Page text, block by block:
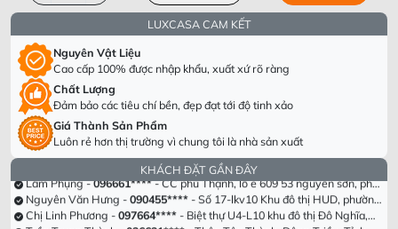
LUXCASA CAM KẾT
Nguyên Vật Liệu
Cao cấp 100% được nhập khẩu, xuất xứ rõ ràng
Chất Lượng
Đảm bảo các tiêu chí bền, đẹp đạt tới độ tinh xảo
Giá Thành Sản Phẩm
Luôn rẻ hơn thị trường vì chung tôi là nhà sản xuất
KHÁCH ĐẶT GẦN ĐÂY
Dương Văn Thắng -098305****- Tầng 40 Tòa HPC Lanmark Văn Khê,
Hà Đông, Hà Nội
Chị Hà Trương - 090955****
Tân, Hòa Thành, Tây Ninh
Lê Thị Hồng -082693**** - Khu cc empire . Tháp linden .phường Thủ
Thiêm . Thành phố Thủ Đức. Tp Hồ chí minh
Hồ Anh Hải - 098339****
- Cổng Chào Novaworld Hồ Tràm-The
Tropicana, Ấp Bình hải, Xã Bình Châu, Huyện Xuyên Mộc, Tỉnh Bà Rịa
Vũng Tàu
096661****- CC phú Thạnh, lô e 609 53 nguyễn sơn, phú
thạnh , tân phú, hcm
Nguyên Văn Hưng -090455****- Số 17-lkv10 Khu đô thị HUD, phường
Trung Hưng, tx Sơn Tây, tp Hà Nội
Chị Linh Phương -097664****- Biệt thự U4-L10 khu đô thị Đô Nghĩa,
Hà Đông
Trần Trung Thành -036631**** - Thôn Tân Thành. Đông Triều. Tỉnh